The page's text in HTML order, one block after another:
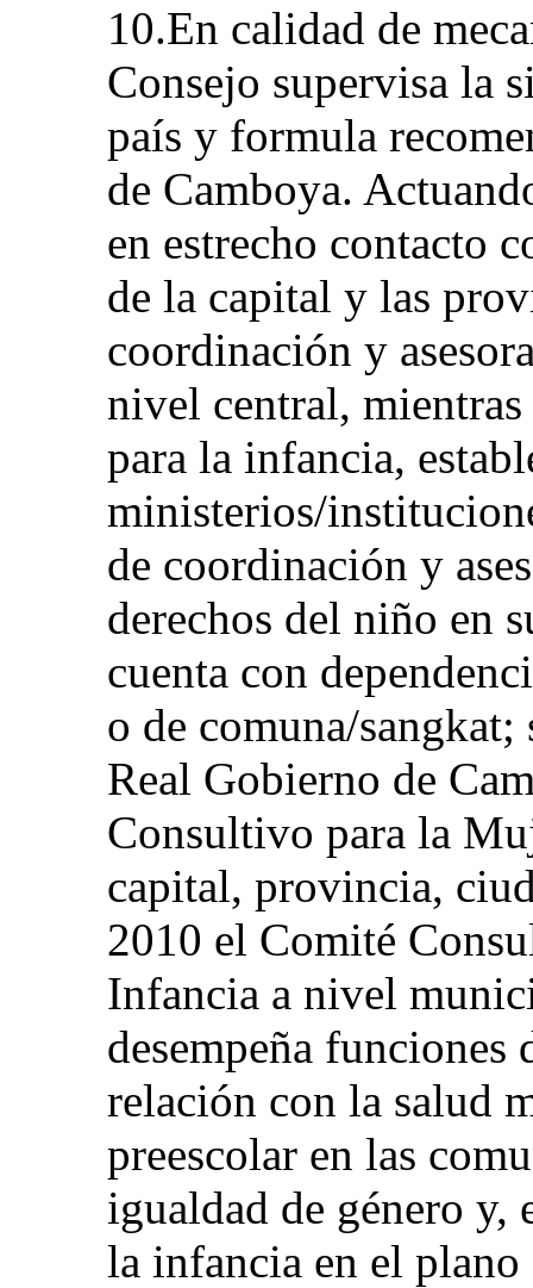
10.En calidad de
Consejo supervisa la
país y formula
de Camboya.
en estrecho contacto
de la capital y las
coordinación y
nivel central,
para la infancia,
ministerios/
de coordinación y
derechos del niño en
cuenta con
o de comuna/
Real Gobierno de
Consultivo para la
capital, provincia,
2010 el Comité
Infancia a nivel
desempeña funciones
relación con la salud
preescolar en las
igualdad de género y,
la infancia en el plano